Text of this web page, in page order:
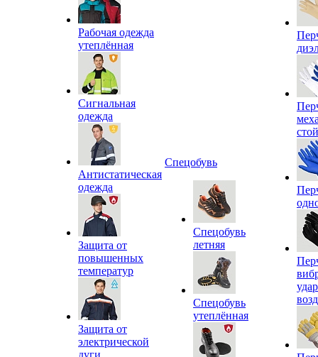
Рабочая одежда
утеплённая
Сигнальная
одежда
Антистатическая
одежда
Защита от
повышенных
температур
Защита от
электрической
дуги
Спецобувь
Спецобувь
летняя
Спецобувь
утеплённая